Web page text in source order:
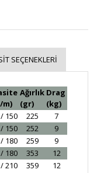
SEÇENEKLERI
m)
Ağırlık
(gr)
Drag
(kg)
150 225
7
150 252
9
180 259
9
180 353
12
210 359 12